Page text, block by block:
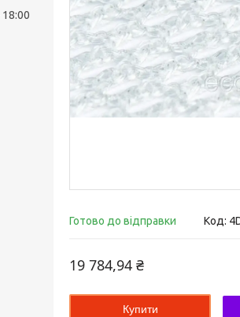
Готово до відправки Код:
19 784,94 ₴
Купити
18:00